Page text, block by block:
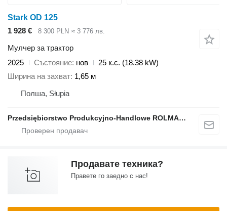
Stark OD 125
1 928 €
8 300 PLN ≈ 3 776 лв.
Мулчер за трактор
2025
Състояние нов
25 к.с. (18.38 kW)
Ширина на захват 1,65 м
Полша, Słupia
Przedsiębiorstwo Produkcyjno-Handlowe ROLMAPOL Marcin Dziekan
Продавате техника?
Правете го заедно с нас!